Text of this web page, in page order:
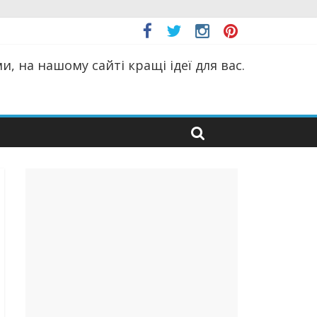
на нашому сайті кращі ідеї для вас.